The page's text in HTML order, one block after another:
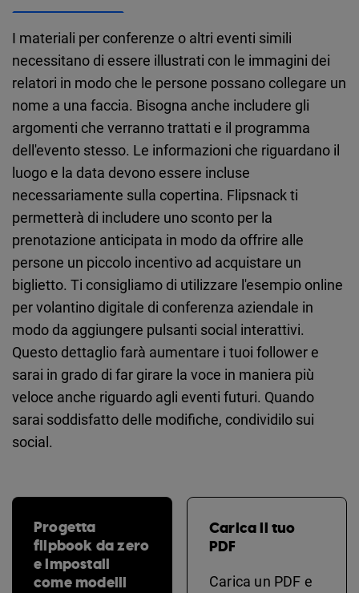
I materiali per conferenze o altri eventi simili
necessitano di essere illustrati con le immagini dei
relatori in modo che le persone possano collegare un
nome a una faccia. Bisogna anche includere gli
argomenti che verranno trattati e il programma
dell'evento stesso. Le informazioni che riguardano il
luogo e la data devono essere incluse
necessariamente sulla copertina. Flipsnack ti
permetterà di includere uno sconto per la
prenotazione anticipata in modo da offrire alle
persone un piccolo incentivo ad acquistare un
biglietto. Ti consigliamo di utilizzare l'esempio online
per volantino digitale di conferenza aziendale in
modo da aggiungere pulsanti social interattivi.
Questo dettaglio farà aumentare i tuoi follower e
sarai in grado di far girare la voce in maniera più
veloce anche riguardo agli eventi futuri. Quando
sarai soddisfatto delle modifiche, condividilo sui
social.
Progetta
flipbook da zero
e impostali
come modelli
Carica il tuo
PDF
Carica un PDF e